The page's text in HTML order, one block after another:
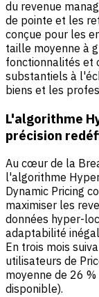
du revenue
de pointe et les
conçue pour les
taille moyenne à
fonctionnalités et
substantiels à
biens et les
L'algorithme
précision
Au cœur de la
l'algorithme
Dynamic Pricing
maximiser les
données hyper-
adaptabilité
En trois mois
utilisateurs de
moyenne de 26
disponible).